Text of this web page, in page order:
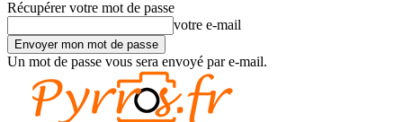
Récupérer votre mot de passe
votre e-mail
Un mot de passe vous sera envoyé par e-mail.